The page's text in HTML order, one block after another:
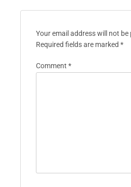
Your email address will not be
Required fields are marked *
Comment *